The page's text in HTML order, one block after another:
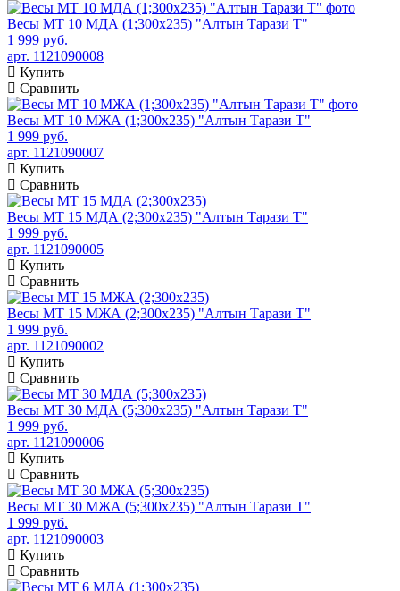
Весы МТ 10 МДА (1;300x235) "Алтын Тарази Т"
1 999 руб.
арт. 1121090008
Купить
Сравнить
Весы МТ 10 МЖА (1;300x235) "Алтын Тарази Т"
1 999 руб.
арт. 1121090007
Купить
Сравнить
Весы МТ 15 МДА (2;300x235) "Алтын Тарази Т"
1 999 руб.
арт. 1121090005
Купить
Сравнить
Весы МТ 15 МЖА (2;300x235) "Алтын Тарази Т"
1 999 руб.
арт. 1121090002
Купить
Сравнить
Весы МТ 30 МДА (5;300x235) "Алтын Тарази Т"
1 999 руб.
арт. 1121090006
Купить
Сравнить
Весы МТ 30 МЖА (5;300x235) "Алтын Тарази Т"
1 999 руб.
арт. 1121090003
Купить
Сравнить